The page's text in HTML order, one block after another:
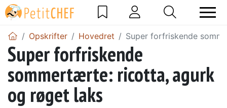
Opskrifter Hovedret Super forfriskende
Super forfriskende
sommertærte: ricotta, agurk
og røget laks